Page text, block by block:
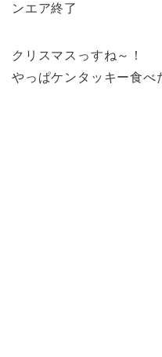
ンエア終了
クリスマスっすね～！
やっぱケンタッキー食べ